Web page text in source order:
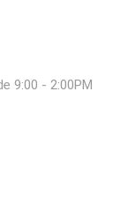
9:00 - 2:00PM